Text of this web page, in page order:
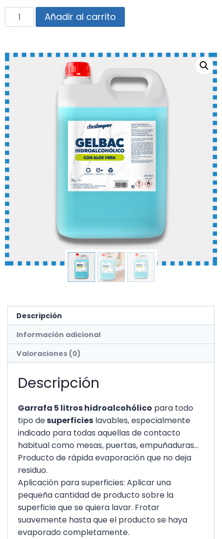
Añadir al carrito
Descripción
Información adicional
Valoraciones (0)
Descripción
Garrafa 5 litros hidroalcohólico para todo
tipo desuperficies lavables, especialmente
indicado para todas aquellas de contacto
habitual como mesas, puertas, empuñaduras…
Producto de rápida evaporación que no deja
residuo.
Aplicación para superficies: Aplicar una
pequeña cantidad de producto sobre la
superficie que se quiera lavar. Frotar
suavemente hasta que el producto se haya
evaporado completamente.